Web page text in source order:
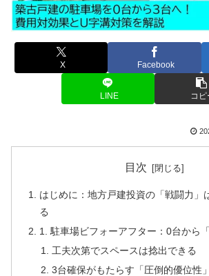
X Facebook
LINE コピ
目次
はじめに：地方戸建投資の「戦闘力」
る
1. 駐車場ビフォーアフター：0台から
工夫次第でスペースは捻出できる
3台確保がもたらす「圧倒的優位性」